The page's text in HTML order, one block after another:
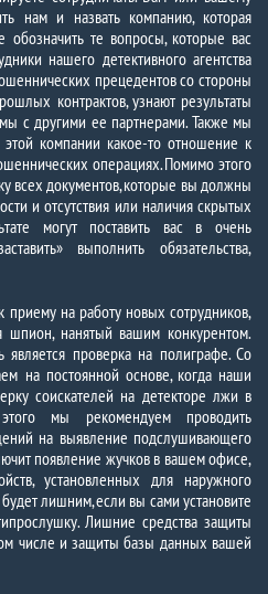
нам и назвать компанию, которая
те вопросы, которые вас
нашего детективного агентства
прецедентов со стороны
контрактов, узнают результаты
с другими ее партнерами. Также мы
компании какое-то отношение к
операциях. Помимо этого
всех документов, которые вы должны
и отсутствия или наличия скрытых
могут поставить вас в очень
выполнить обязательства,
приему на работу новых сотрудников,
шпион, нанятый вашим конкурентом.
проверка на полиграфе. Со
на постоянной основе, когда наши
соискателей на детекторе лжи в
мы рекомендуем проводить
на выявление подслушивающего
появление жучков в вашем офисе,
установленных для наружного
лишним, если вы сами установите
Лишние средства защиты
числе и защиты базы данных вашей